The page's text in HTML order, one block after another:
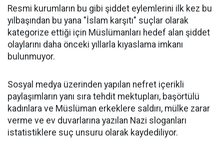
Resmi kurumların bu gibi şiddet eylemlerini ilk kez bu
yılbaşından bu yana "İslam karşıtı" suçlar olarak
kategorize ettiği için Müslümanları hedef alan şiddet
olaylarını daha önceki yıllarla kıyaslama imkanı
bulunmuyor.
Sosyal medya üzerinden yapılan nefret içerikli
paylaşımların yanı sıra tehdit mektupları, başörtülü
kadınlara ve Müslüman erkeklere saldırı, mülke zarar
verme ve ev duvarlarına yazılan Nazi sloganları
istatistiklere suç unsuru olarak kaydediliyor.